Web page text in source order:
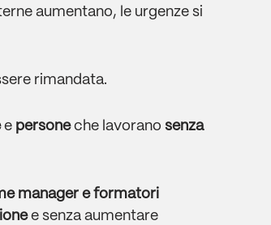
aumentano, le urgenze si
rimandata.
e personeche lavorano senza
manager e formatori
e senza aumentare